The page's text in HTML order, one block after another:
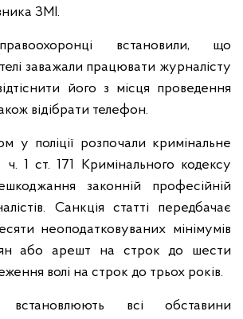
ЗМІ.
встановили, що
заважали працювати журналісту
його з місця проведення
відібрати телефон.
у поліції розпочали кримінальне
1 ст. 171 Кримінального кодексу
законній професійній
Санкція статті передбачає
неоподатковуваних мінімумів
або арешт на строк до шести
волі на строк до трьох років.
встановлюють всі обставини